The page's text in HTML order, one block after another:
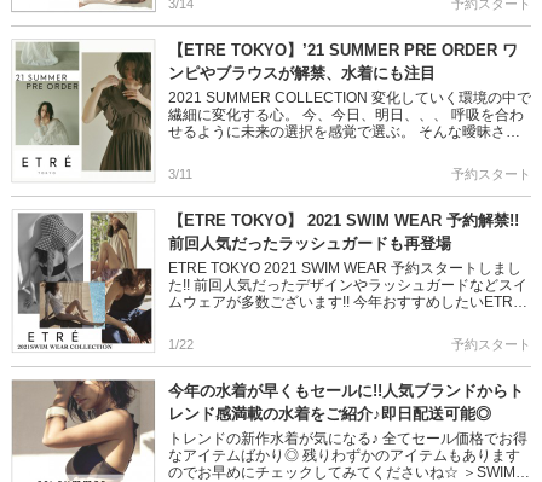
3/14 予約スタート
【ETRE TOKYO】’21 SUMMER PRE ORDER ワ
ンピやブラウスが解禁、水着にも注目
2021 SUMMER COLLECTION 変化していく環境の中で
繊細に変化する心。 今、今日、明日、、、 呼吸を合わ
せるように未来の選択を感覚で選ぶ。 そんな曖昧さを
3/11 予約スタート
【ETRE TOKYO】 2021 SWIM WEAR 予約解禁!!
前回人気だったラッシュガードも再登場
ETRE TOKYO 2021 SWIM WEAR 予約スタートしまし
た!! 前回人気だったデザインやラッシュガードなどスイ
ムウェアが多数ございます!! 今年おすすめしたいETRE
1/22 予約スタート
今年の水着が早くもセールに!!人気ブランドからト
レンド感満載の水着をご紹介♪即日配送可能◎
トレンドの新作水着が気になる♪ 全てセール価格でお得
なアイテムばかり◎ 残りわずかのアイテムもあります
のでお早めにチェックしてみてくださいね☆ ＞SWIM